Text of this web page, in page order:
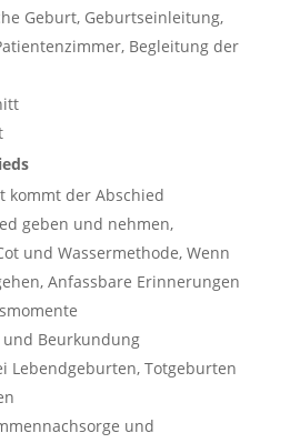
Geburt, Geburtseinleitung,
Begleitung der
kommt der Abschied
geben und nehmen,
und Wassermethode, Wenn
Anfassbare Erinnerungen
Beurkundung
Lebendgeburten, Totgeburten
und